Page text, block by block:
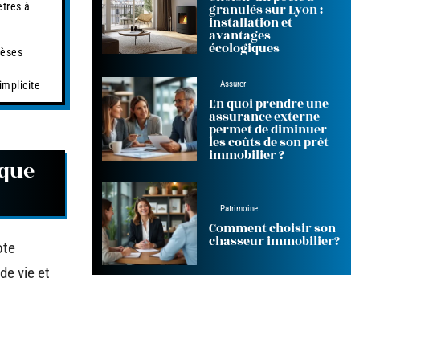
à
vie et
granulés sur Lyon :
installation et
avantages
écologiques
Assurer
En quoi prendre une
assurance externe
permet de diminuer
les coûts de son prêt
immobilier ?
Patrimoine
Comment choisir son
chasseur immobilier?